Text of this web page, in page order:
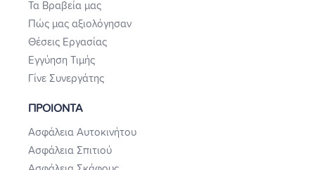
Τα Βραβεία μας
Πώς μας αξιολόγησαν
Θέσεις Εργασίας
Εγγύηση Τιμής
Γίνε Συνεργάτης
ΠΡΟΙΟΝΤΑ
Ασφάλεια Αυτοκινήτου
Ασφάλεια Σπιτιού